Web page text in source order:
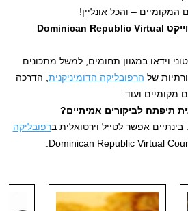
המקומיים – והכל אונליין!
כמה סרטוני וידאו כולל פרוייקט Dominican Republic Virtual
כוללת 360 סרטוני וידאו במגוון תחומים, למשל מתכונים
של הרפובליקה הדומיניקנית , הדרכה
מקומיים ועוד.
תיפתח לביקורים אמיתיים?
אפשר לטייל וירטואלית ברפובליקה